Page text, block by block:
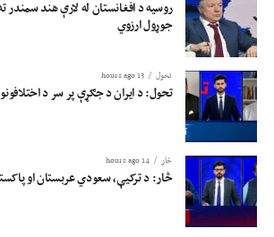
روسیه د افغانستان له لارې هند سمندر
جوړول ارزوي
تحول 13 hours ago
تحول: د ایران د جګړې پر سر د اختلافونو
څار 14 hours ago
څار: د ترکیې، سعودي عربستان او